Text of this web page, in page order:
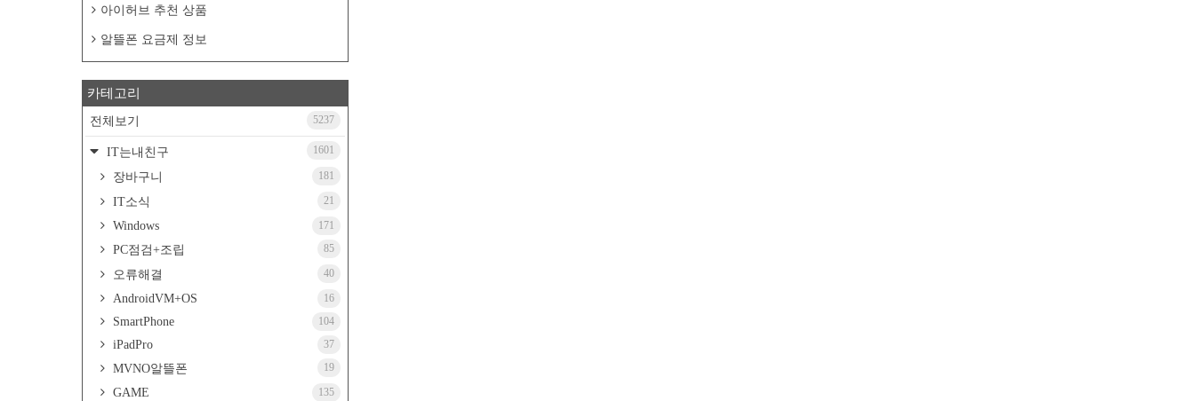
아이허브 추천 상품
알뜰폰 요금제 정보
카테고리
전체보기 5237
IT는내친구 1601
장바구니 181
IT소식 21
Windows 171
PC점검+조립 85
오류해결 40
AndroidVM+OS 16
SmartPhone 104
iPadPro 37
MVNO알뜰폰 19
GAME 135